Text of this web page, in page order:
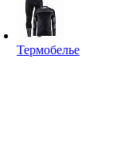
Термобелье